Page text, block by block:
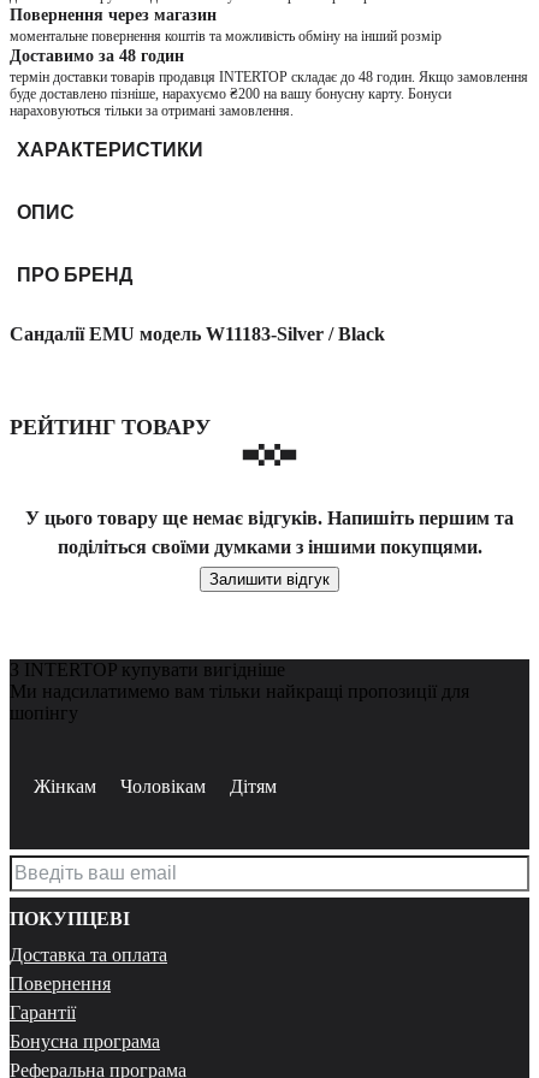
Повернення через магазин
моментальне повернення коштів та можливість обміну на інший розмір
Доставимо за 48 годин
термін доставки товарів продавця INTERTOP складає до 48 годин. Якщо замовлення
буде доставлено пізніше, нарахуємо ₴200 на вашу бонусну карту. Бонуси
нараховуються тільки за отримані замовлення.
ХАРАКТЕРИСТИКИ
ОПИС
ПРО БРЕНД
Сандалії EMU модель W11183-Silver / Black
РЕЙТИНГ ТОВАРУ
У цього товару ще немає відгуків. Напишіть першим та
поділіться своїми думками з іншими покупцями.
Залишити відгук
З INTERTOP купувати вигідніше
Ми надсилатимемо вам тільки найкращі пропозиції для
шопінгу
Жінкам Чоловікам Дітям
ПОКУПЦЕВІ
Доставка та оплата
Повернення
Гарантії
Бонусна програма
Реферальна програма